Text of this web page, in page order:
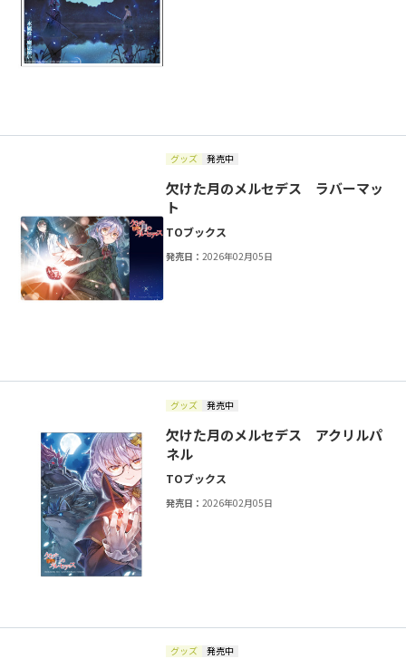
グッズ 発売中
欠けた月のメルセデス ラバーマッ
ト
TOブックス
発売日：2026年02月05日
グッズ 発売中
欠けた月のメルセデス アクリルパ
ネル
TOブックス
発売日：2026年02月05日
グッズ 発売中